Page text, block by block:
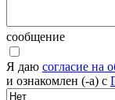
сообщение
Я даю согласие на
и ознакомлен (-а) с